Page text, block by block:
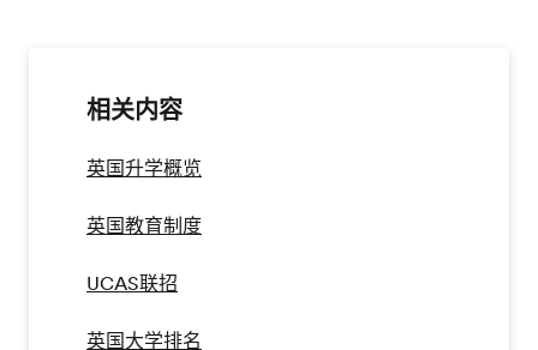
相关内容
英国升学概览
英国教育制度
UCAS联招
英国大学排名